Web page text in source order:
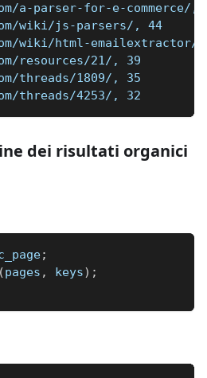
a-parser-for-e-commerce/,
wiki/js-parsers/, 44
wiki/html-emailextractor/,
resources/21/, 39
threads/1809/, 35
threads/4253/, 32
dei risultati organici
;
(pages , keys) ;